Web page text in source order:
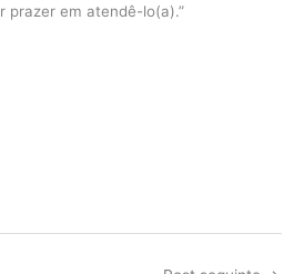
prazer em atendê-lo(a).”